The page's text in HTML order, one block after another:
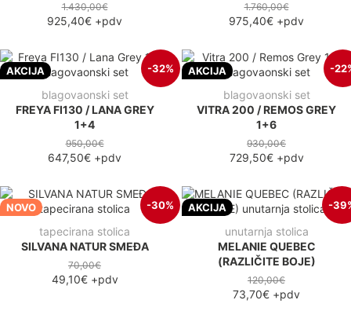
1.430,00€
925,40€ +pdv
1.760,00€
975,40€ +pdv
AKCIJA -32%
blagovaonski set
FREYA FI130 / LANA GREY
1+4
950,00€
647,50€ +pdv
AKCIJA -
blagovaonski set
VITRA 200 / REMOS GREY
1+6
930,00€
729,50€+pdv
NOVO -30%
tapecirana stolica
SILVANA NATUR SMEĐA
70,00€
49,10€+pdv
AKCIJA -
unutarnja stolica
MELANIE QUEBEC
(RAZLIČITE BOJE)
120,00€
73,70€ +pdv